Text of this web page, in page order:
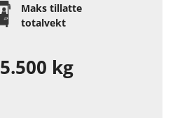
Maks tillatte
totalvekt
5.500 kg